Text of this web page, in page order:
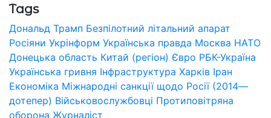
Tags
Дональд Трамп Безпілотний літальний апарат
Росіяни Укрінформ Українська правда Москва НАТО
Донецька область Китай (регіон) Євро РБК-Україна
Українська гривня Інфраструктура Харків Іран
Економіка Міжнародні санкції щодо Росії (2014—
дотепер) Військовослужбовці Протиповітряна
оборона Журналіст